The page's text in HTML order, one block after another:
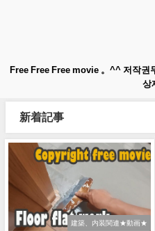
Free Free Free movie 。^^ 저작권
상
新着記事
建築、内装関連★動画★